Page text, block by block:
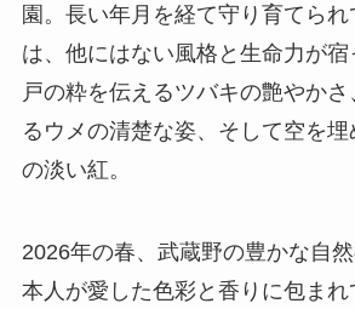
園。長い年月を経て守り育てられ
は、他にはない風格と生命力が
戸の粋を伝えるツバキの艶やか
るウメの清楚な姿、そして空を埋
の淡い紅。
2026年の春、武蔵野の豊かな自
本人が愛した色彩と香りに包ま